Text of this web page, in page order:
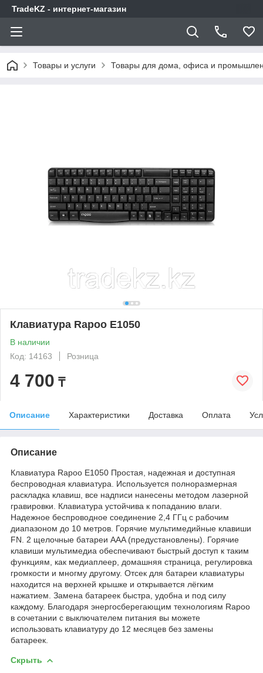
TradeKZ - интернет-магазин
Товары и услуги Товары для дома, офиса и
Клавиатура Rapoo E1050
В наличии
Код: 14163
Розница
4 700 ₸
Описание Характеристики Доставка Оплата
Описание
Клавиатура Rapoo E1050 Простая, надежная и доступная
беспроводная клавиатура. Используется полноразмерная
раскладка клавиш, все надписи нанесены методом лазерной
гравировки. Клавиатура устойчива к попаданию влаги.
Надежное беспроводное соединение 2,4 ГГц с рабочим
диапазоном до 10 метров. Горячие мультимедийные клавиши
FN. 2 щелочные батареи AAA (предустановлены). Горячие
клавиши мультимедиа обеспечивают быстрый доступ к таким
функциям, как медиаплеер, домашняя страница, регулировка
громкости и многму другому. Отсек для батареи клавиатуры
находится на верхней крышке и открывается лёгким
нажатием. Замена батареек быстра, удобна и под силу
каждому. Благодаря энергосберегающим технологиям Rapoo
в сочетании с выключателем питания вы можете
использовать клавиатуру до 12 месяцев без замены
батареек.
Скрыть